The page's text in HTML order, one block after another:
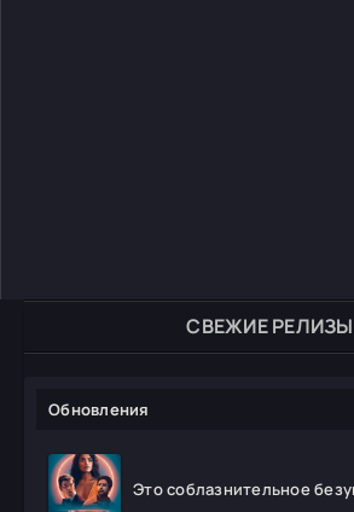
СВЕЖИЕ РЕЛИЗЫ
Обновления
Это соблазнительное